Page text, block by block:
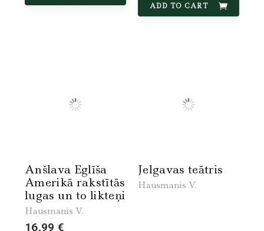
ADD TO CART
Anšlava Eglīša
Amerikā rakstītās
lugas un to likteņi
Hausmanis V.
16,99 €
Jelgavas teātris
Hausmanis V.